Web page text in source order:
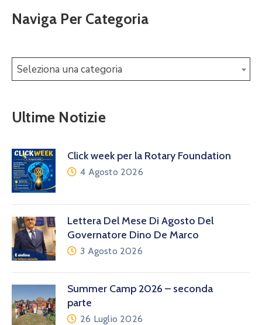
Naviga Per Categoria
Seleziona una categoria
Ultime Notizie
Click week per la Rotary Foundation
4 Agosto 2026
Lettera Del Mese Di Agosto Del
Governatore Dino De Marco
3 Agosto 2026
Summer Camp 2026 – seconda
parte
26 Luglio 2026